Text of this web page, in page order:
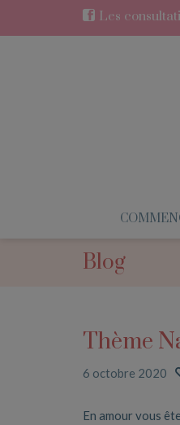
Les
Blog
Thème
6 octobre 2020
En amour vous